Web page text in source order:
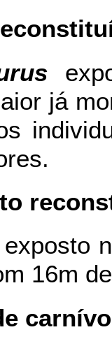
já
exposto
16m